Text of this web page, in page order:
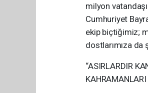
milyon
Cumhuriyet
ekip biçtiğimiz;
dostlarımıza da
“ASIRLARDIR
KAHRAMANLARI